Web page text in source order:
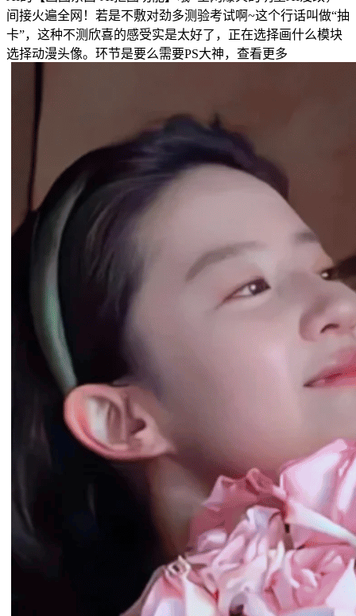
间接火遍全网！若是不敷对劲多测验考试啊~这个行话叫做“抽
卡”，这种不测欣喜的感受实是太好了，正在选择画什么模块
选择动漫头像。环节是要么需要PS大神，查看更多